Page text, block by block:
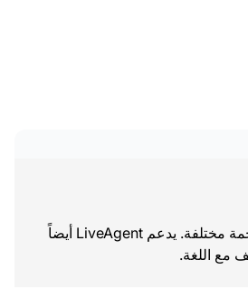
اختر من بين 43 ترجمة مختلفة. يدعم LiveAgent أيضاً
مع اللغة.